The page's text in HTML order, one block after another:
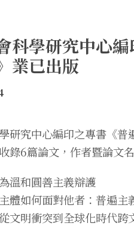
科學研究中心
業已出版
研究中心編印之專書《
錄6篇論文，作者暨論文
和圓善主義辯護
如何面對他者：普遍主
明衝突到全球化時代跨